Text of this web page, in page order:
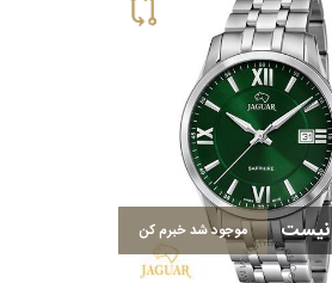
نیست موجود شد خبرم کن